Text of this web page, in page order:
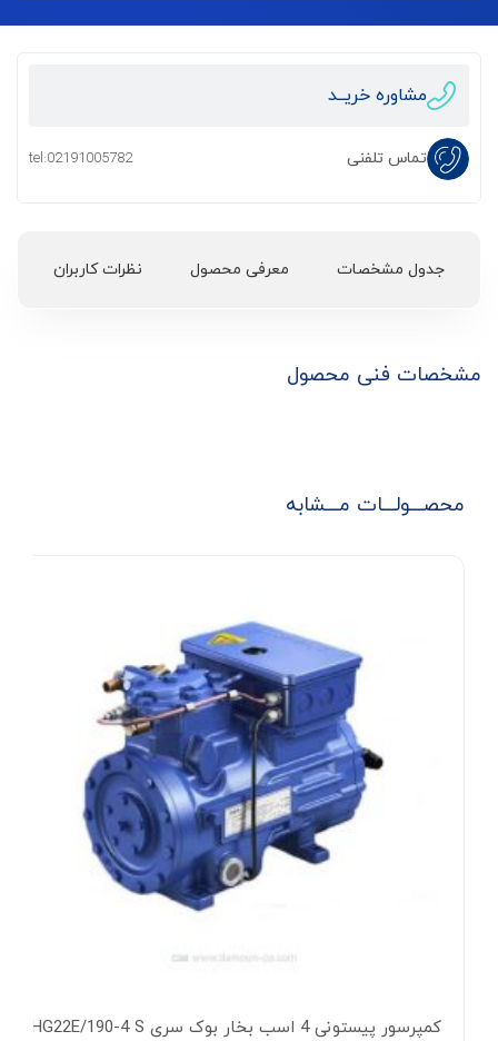
مشاوره خریــد
تماس تلفنی tel:02191005782
جدول مشخصات معرفی محصول نظرات کاربران
مشخصات فنی محصول
محصـــولـــات مـــشابه
کمپرسور پیستونی 4 اسب بخار بوک سری HG22E/190-4 S